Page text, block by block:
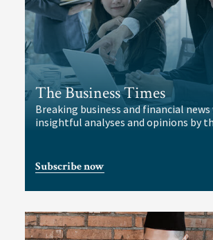
The Business Times
Breaking business and financial
insightful analyses and opinions by
Subscribe now